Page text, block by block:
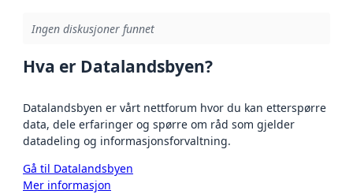
Ingen diskusjoner funnet
Hva er Datalandsbyen?
Datalandsbyen er vårt nettforum hvor du kan etterspørre
data, dele erfaringer og spørre om råd som gjelder
datadeling og informasjonsforvaltning.
Gå til Datalandsbyen
Mer informasjon